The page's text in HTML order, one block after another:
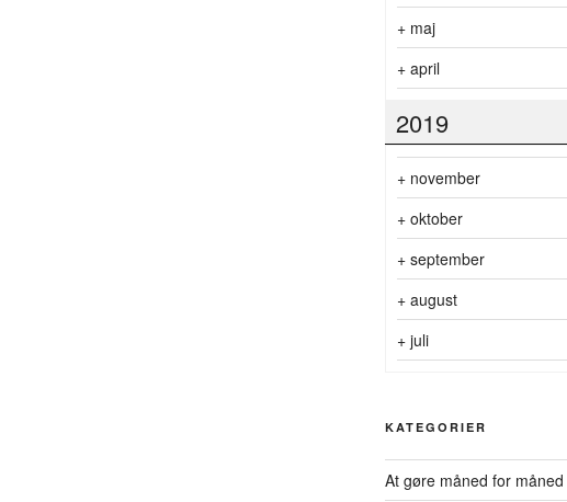
+ maj
+ april
2019
+ november
+ oktober
+ september
+ august
+ juli
KATEGORIER
At gøre måned for måned